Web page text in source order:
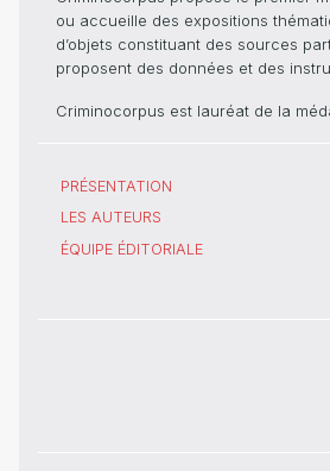
ou accueille des expositions
d’objets constituant des sources
proposent des données et des
Criminocorpus est lauréat de la
PRÉSENTATION
LES AUTEURS
ÉQUIPE ÉDITORIALE